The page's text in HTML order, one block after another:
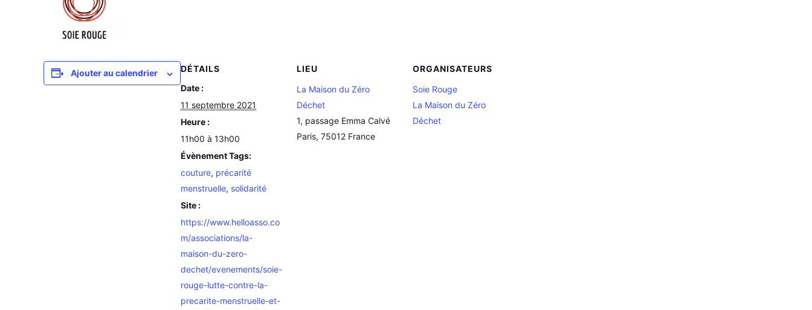
Ajouter au calendrier
DÉTAILS
Date :
11 septembre 2021
Heure :
11h00 à 13h00
Évènement Tags:
couture, précarité
menstruelle, solidarité
Site :
https://www.helloasso.co
m/associations/la-
maison-du-zero-
dechet/evenements/soie-
rouge-lutte-contre-la-
precarite-menstruelle-et-
LIEU
La Maison du Zéro
Déchet
1, passage Emma Calvé
Paris, 75012 France
ORGANISATEURS
Soie Rouge
La Maison du Zéro
Déchet